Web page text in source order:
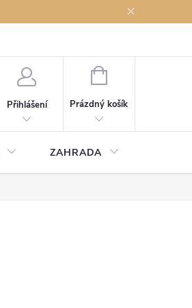
Přihlášení
NÁKUPNÍ
Prázdný košík
ZAHRADA